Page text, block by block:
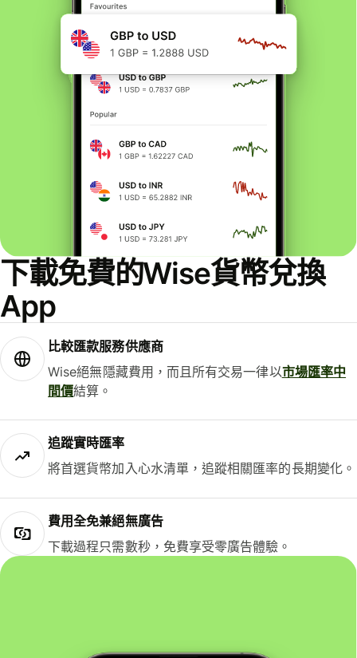
下載免費的Wise貨幣兌換
App
比較匯款服務供應商
Wise絕無隱藏費用，而且所有交易一律以市場匯率中
間價結算。
追蹤實時匯率
將首選貨幣加入心水清單，追蹤相關匯率的長期變化。
費用全免兼絕無廣告
下載過程只需數秒，免費享受零廣告體驗。